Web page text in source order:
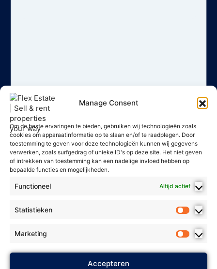
Manage Consent
Om de beste ervaringen te bieden, gebruiken wij technologieën zoals
cookies om apparaatinformatie op te slaan en/of te raadplegen. Door
toestemming te geven voor deze technologieën kunnen wij gegevens
verwerken, zoals surfgedrag of unieke ID's op deze site. Het niet geven
of intrekken van toestemming kan een nadelige invloed hebben op
bepaalde functies en mogelijkheden.
Functioneel Altijd actief
Statistieken
Marketing
Accepteren
2025 Flex Estate - Alle rechten